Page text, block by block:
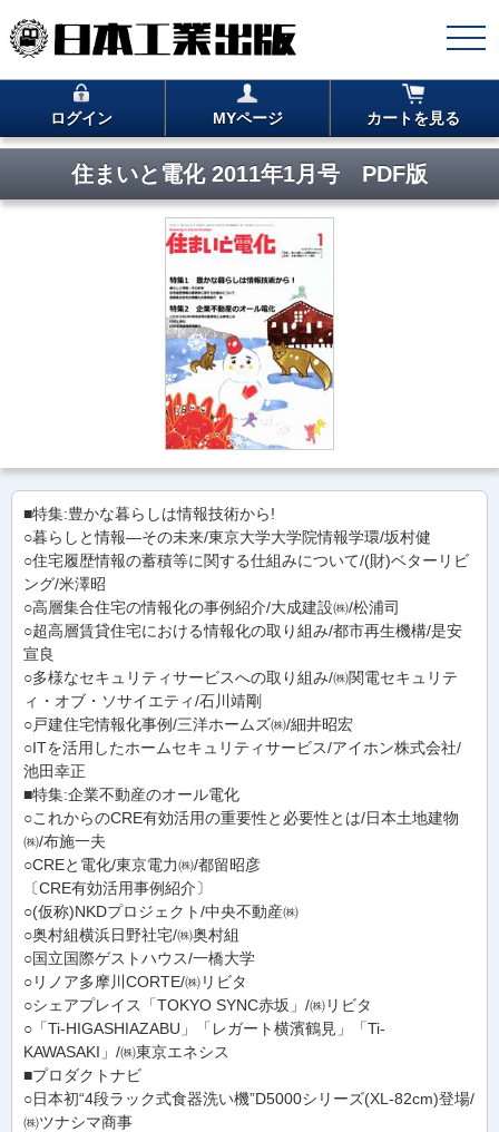
ログイン MYページ カートを見る
住まいと電化 2011年1月号 PDF版
■特集:豊かな暮らしは情報技術から!
○暮らしと情報―その未来/東京大学大学院情報学環/坂村健
○住宅履歴情報の蓄積等に関する仕組みについて/(財)ベターリビ
ング/米澤昭
○高層集合住宅の情報化の事例紹介/大成建設㈱/松浦司
○超高層賃貸住宅における情報化の取り組み/都市再生機構/是安
宣良
○多様なセキュリティサービスへの取り組み/㈱関電セキュリテ
ィ・オブ・ソサイエティ/石川靖剛
○戸建住宅情報化事例/三洋ホームズ㈱/細井昭宏
○ITを活用したホームセキュリティサービス/アイホン株式会社/
池田幸正
■特集:企業不動産のオール電化
○これからのCRE有効活用の重要性と必要性とは/日本土地建物
㈱/布施一夫
○CREと電化/東京電力㈱/都留昭彦
〔CRE有効活用事例紹介〕
○(仮称)NKDプロジェクト/中央不動産㈱
○奥村組横浜日野社宅/㈱奥村組
○国立国際ゲストハウス/一橋大学
○リノア多摩川CORTE/㈱リビタ
○シェアプレイス「TOKYO SYNC赤坂」/㈱リビタ
○「Ti-HIGASHIAZABU」「レガート横濱鶴見」「Ti-
KAWASAKI」/㈱東京エネシス
■プロダクトナビ
○日本初“4段ラック式食器洗い機”D5000シリーズ(XL-82cm)登場/
㈱ツナシマ商事